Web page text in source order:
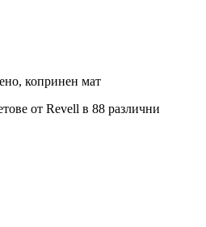
копринен мат
от Revell в 88 различни